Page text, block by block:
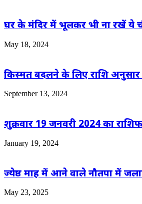
घर के मंदिर में भूलकर भी ना रखें ये
May 18, 2024
किस्मत बदलने के लिए राशि
September 13, 2024
शुक्रवार 19 जनवरी 2024 का
January 19, 2024
ज्येष्ठ माह में आने वाले नौतपा में
May 23, 2025